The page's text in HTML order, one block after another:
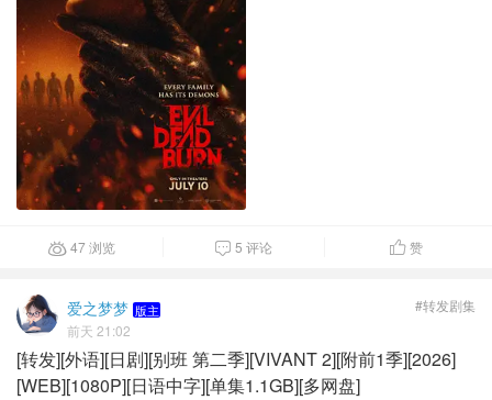
47 浏览  5 评论 赞
爱之梦梦 版主
前天 21:02
#转发剧集
[转发][外语][日剧][别班 第二季][VIVANT 2][附前1季][2026]
[WEB][1080P][日语中字][单集1.1GB][多网盘]